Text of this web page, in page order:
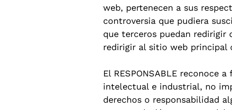
web, pertenecen a sus
controversia que pudiera
que terceros puedan
redirigir al sitio web principal
El RESPONSABLE reconoce
intelectual e industrial, no
derechos o responsabilidad